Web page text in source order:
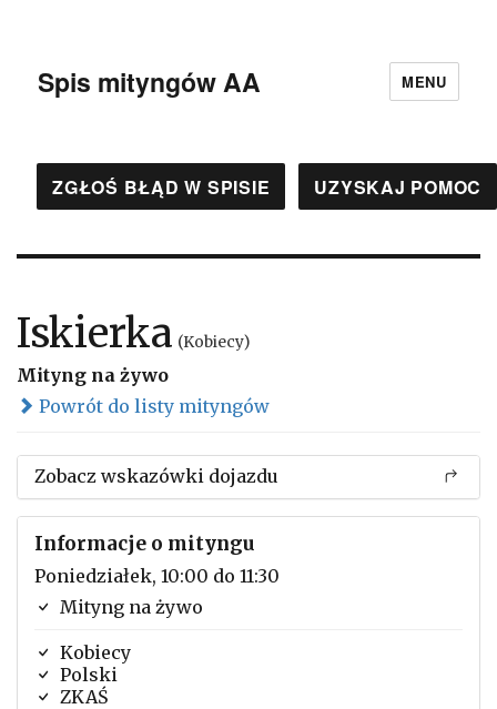
Spis mityngów AA MENU
ZGŁOŚ BŁĄD W SPISIE UZYSKAJ POMOC
Iskierka (Kobiecy)
Mityng na żywo
Powrót do listy mityngów
Zobacz wskazówki dojazdu
Informacje o mityngu
Poniedziałek, 10:00 do 11:30
Mityng na żywo
Kobiecy
Polski
ZKAŚ